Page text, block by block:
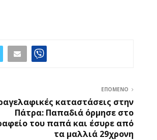
ΕΠΌΜΕΝΟ
καταστάσεις στην
Πάτρα: Παπαδιά όρμησε στο
του παπά και έσυρε από
τα μαλλιά 29χρονη